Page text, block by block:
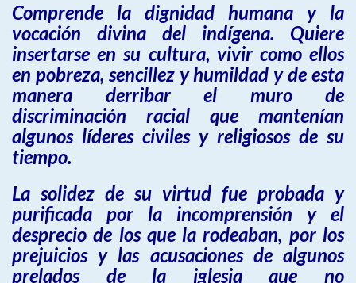
Comprende la dignidad humana y la
vocación divina del indígena. Quiere
insertarse en su cultura, vivir como ellos
en pobreza, sencillez y humildad y de esta
manera derribar el muro de
discriminación racial que mantenían
algunos líderes civiles y religiosos de su
tiempo.
La solidez de su virtud fue probada y
purificada por la incomprensión y el
desprecio de los que la rodeaban, por los
prejuicios y las acusaciones de algunos
prelados de la iglesia que no